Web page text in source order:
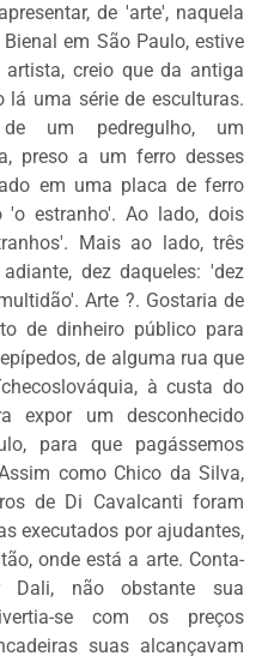
de 'arte', naquela
Bienalem São Paulo, estive
creio que da antiga
lá uma série de esculturas.
um pedregulho, um
preso a um ferro desses
em uma placa de ferro
estranho'. Ao lado, dois
Mais ao lado, três
dez daqueles: 'dez
Arte ?. Gostaria de
de dinheiro público para
de alguma rua que
à custa do
expor um desconhecido
, para que pagássemos
como Chico da Silva,
de Di Cavalcanti foram
executados por ajudantes,
onde está a arte. Conta-
Dali, não obstante sua
se com os preços
suas alcançavam